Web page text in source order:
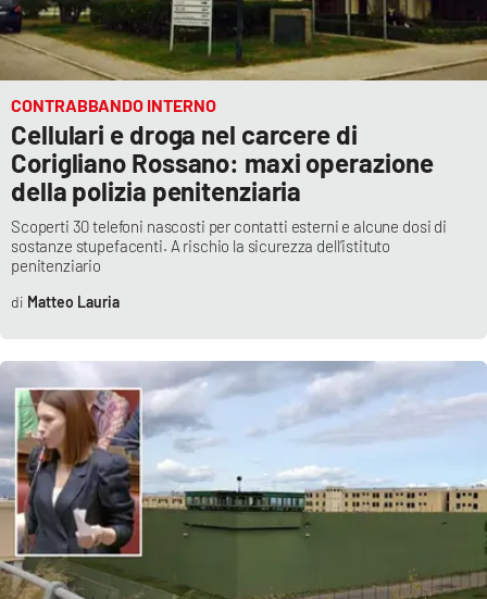
LAC
NETWORK
Lacplay.it
Lactv.it
Laconair.it
Ilreggino.it
Cosenzachannel.it
Ilvibonese.it
Catanzarochannel.it
CONTRABBANDO INTERNO
Cellulari e droga nel carcere di
Corigliano Rossano: maxi operazione
della polizia penitenziaria
Scoperti 30 telefoni nascosti per contatti esterni e alcune dosi di
sostanze stupefacenti. A rischio la sicurezza dell’istituto
penitenziario
Matteo Lauria